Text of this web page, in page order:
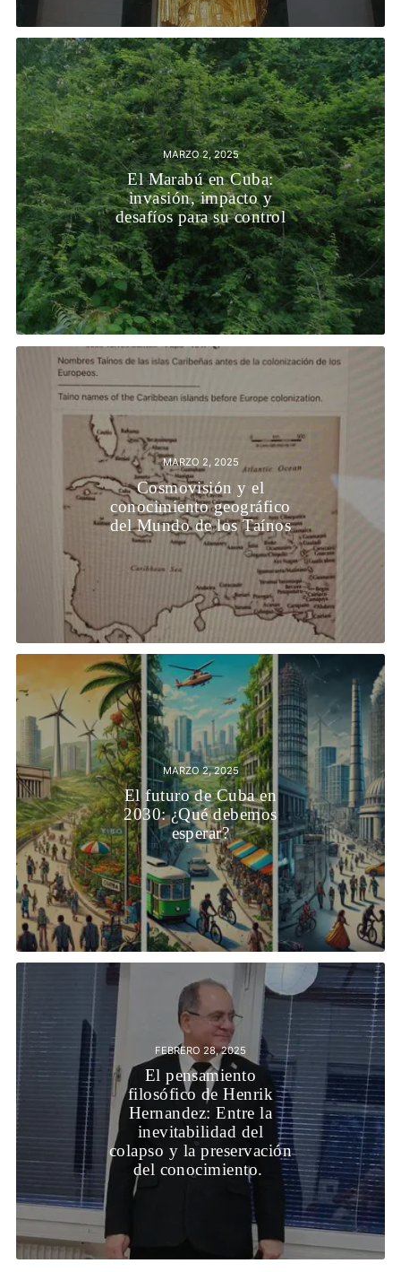
MARZO 2, 2025
El Marabú en Cuba:
invasión, impacto y
desafíos para su control
MARZO 2, 2025
Cosmovisión y el
conocimiento geográfico
del Mundo de los Taínos
MARZO 2, 2025
El futuro de Cuba en
2030: ¿Qué debemos
esperar?
FEBRERO 28, 2025
El pensamiento
filosófico de Henrik
Hernandez: Entre la
inevitabilidad del
colapso y la preservación
del conocimiento.